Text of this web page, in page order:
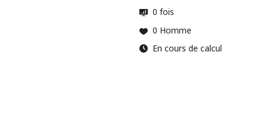
0 fois
0 Homme
En cours de calcul